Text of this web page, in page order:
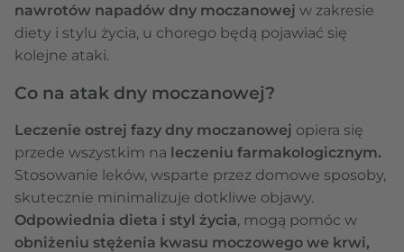
nawrotów napadów dny moczanowej w zakresie
diety i stylu życia, u chorego będą pojawiać się
kolejne ataki.
Co na atak dny moczanowej?
Leczenie ostrej fazy dny moczanowej opiera się
przede wszystkim na leczeniu farmakologicznym.
Stosowanie leków, wsparte przez domowe sposoby,
skutecznie minimalizuje dotkliwe objawy.
Odpowiednia dieta i styl życia, mogą pomóc w
obniżeniu stężenia kwasu moczowego we krwi,